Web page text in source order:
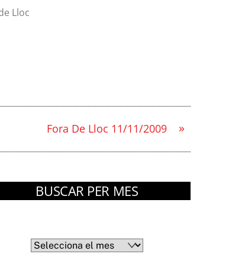
Lloc
»
Fora De Lloc 11/11/2009
BUSCAR PER MES
Arxius